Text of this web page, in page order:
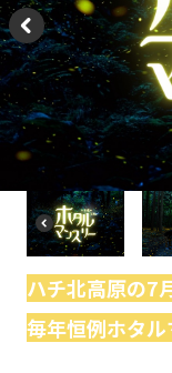
P
re
vi
o
u
sP
r
e
vi
o
u
s
ハチ北高原の7
毎年恒例ホタル